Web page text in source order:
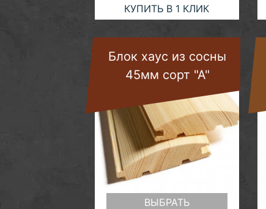
КУПИТЬ В 1 КЛИК
Блок хаус из сосны
45мм сорт "А"
ВЫБРАТЬ